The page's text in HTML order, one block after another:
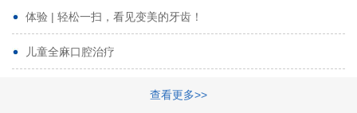
路娜 商晔
周碧玲
体验 | 轻松一扫，看见变美的牙齿！
儿童全麻口腔治疗
查看更多>>